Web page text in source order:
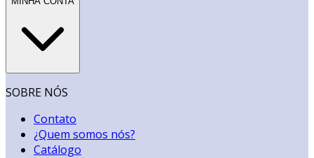
SOBRE NÓS
Contato
¿Quem somos nós?
Catálogo